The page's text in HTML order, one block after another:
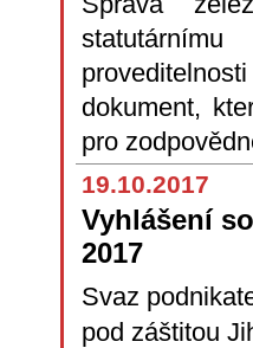
dokument,
pro
19.10.2017
Vyhlášení
2017
Svaz
pod záštitou